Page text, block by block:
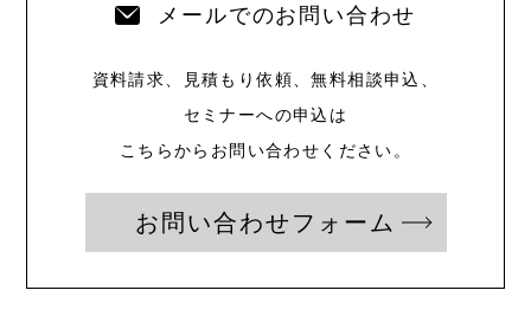
メールでのお問い合わせ
資料請求、見積もり依頼、無料相談申込、
セミナーへの申込は
こちらからお問い合わせください。
お問い合わせフォーム